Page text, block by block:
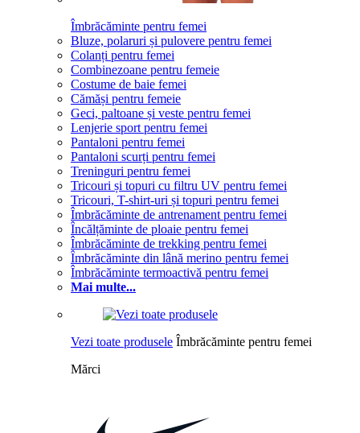
Îmbrăcăminte pentru femei
Bluze, polaruri și pulovere pentru femei
Colanți pentru femei
Combinezoane pentru femeie
Costume de baie femei
Cămăși pentru femeie
Geci, paltoane și veste pentru femei
Lenjerie sport pentru femei
Pantaloni pentru femei
Pantaloni scurți pentru femei
Treninguri pentru femei
Tricouri și topuri cu filtru UV pentru femei
Tricouri, T-shirt-uri și topuri pentru femei
Îmbrăcăminte de antrenament pentru femei
Încălțăminte de ploaie pentru femei
Îmbrăcăminte de trekking pentru femei
Îmbrăcăminte din lână merino pentru femei
Îmbrăcăminte termoactivă pentru femei
Mai multe...
Vezi toate produsele Îmbrăcăminte pentru femei
Mărci